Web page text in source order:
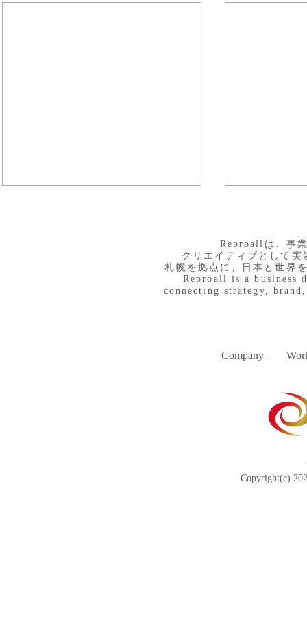
​Reproallは、事
クリエイティブとして
札幌を拠点に、日本と世界
Reproall is a business
connecting strategy,
Company
Copyright(c)